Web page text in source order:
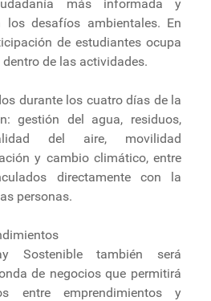
más informada y
los desafíos ambientales. En
de estudiantes ocupa
de las actividades.
durante los cuatro días de la
gestión del agua, residuos,
del aire, movilidad
y cambio climático, entre
directamente con la
personas.
Sostenible también será
de negocios que permitirá
entre emprendimientos y